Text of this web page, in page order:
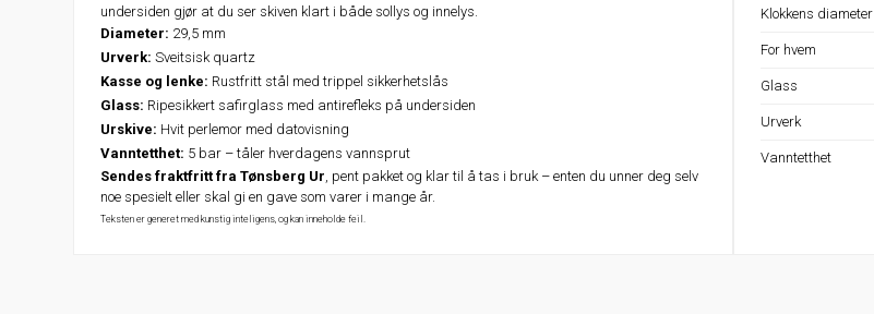
undersiden gjør at du ser skiven klart i både sollys og innelys.
Diameter: 29,5 mm
Urverk: Sveitsisk quartz
Kasse og lenke: Rustfritt stål med trippel sikkerhetslås
Glass: Ripesikkert safirglass med antirefleks på undersiden
Urskive: Hvit perlemor med datovisning
Vanntetthet: 5 bar – tåler hverdagens vannsprut
Sendes fraktfritt fra Tønsberg Ur, pent pakket og klar til å tas i bruk – enten du unner deg selv
noe spesielt eller skal gi en gave som varer i mange år.
Teksten er generet med kunstig inteligens, og kan inneholde feil.
Klokkens diameter
For hvem
Glass
Urverk
Vanntetthet